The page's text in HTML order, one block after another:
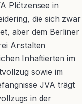
Plötzensee in
die sich zwar
aber dem Berliner
Anstalten
Inhaftierten im
sowie im
JVA trägt
in der